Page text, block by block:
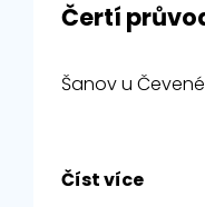
Čertí
Šanov u
Číst více